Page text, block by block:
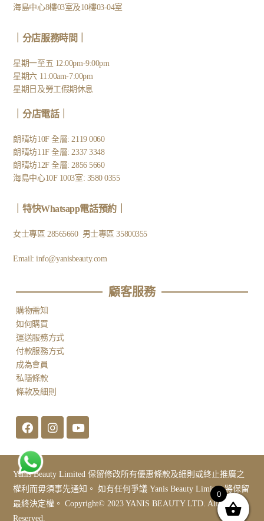
海島中心8樓03室及10樓03-04室
｜分店服務時間｜
星期一至五 12:00pm-9:00pm
星期六 11:00am-7:00pm
星期日及勞工假期休息
分店電話｜
朗晴坊10F 全層: 2119 0060
朗晴坊11F 全層: 2337 3348
朗晴坊12F 全層: 2856 5660
海島中心10F 1003室: 3580 0355
特快Whatsapp電話預約｜
女士專區28565660 男士專區35800355
Email:info@yanisbeauty.com
顧客服務​
購物需知
如何購買
運送服務方式
付款服務方式
成為會員
私隱條款
條款及細則
Yanis Beauty Limited 保留修改所有優惠條款及細則或終止推廣之
權利而毋須事先通知。 如有任何爭議 Yanis Beauty Limited 將保留
最終決定權。 Copyright© 2023 YANIS BEAUTY LTD. All Rights
Reserved.
0